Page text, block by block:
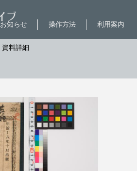
利用案内
操作方法
お知らせ
資料詳細